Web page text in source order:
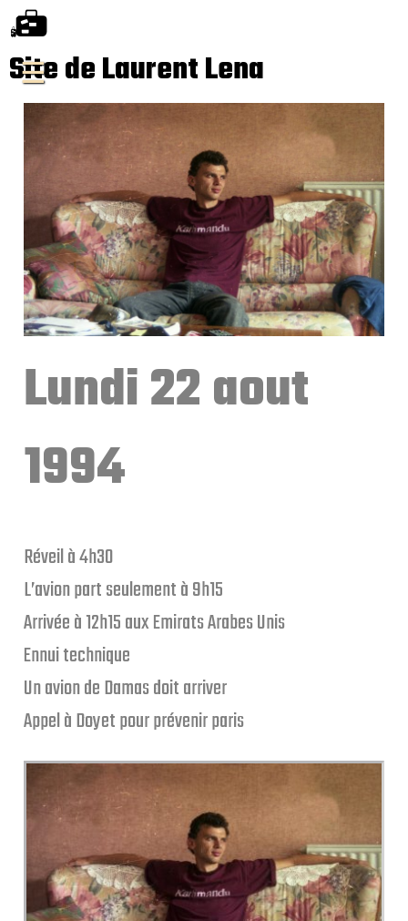
Site de Laurent Lena
Lundi 22 aout
1994
Réveil à 4h30
L’avion part seulement à 9h15
Arrivée à 12h15 aux Emirats Arabes Unis
Ennui technique
Un avion de Damas doit arriver
Appel à Doyet pour prévenir paris